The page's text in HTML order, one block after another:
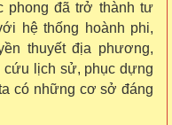
phong đã trở thành tư
hệ thống hoành phi,
thuyết địa phương,
cứu lịch sử, phục dựng
có những cơ sở đáng